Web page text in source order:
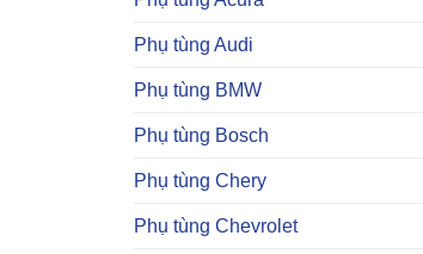
Phụ tùng Audi
Phụ tùng BMW
Phụ tùng Bosch
Phụ tùng Chery
Phụ tùng Chevrolet